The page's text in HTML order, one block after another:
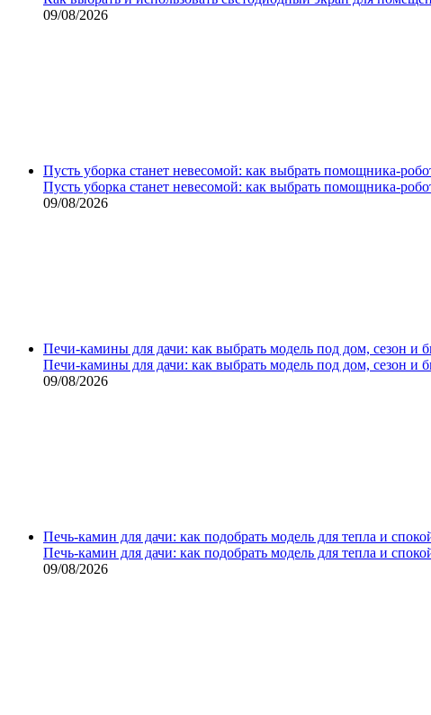
09/08/2026
Пусть уборка станет невесомой: как выбрать
Пусть уборка станет невесомой: как выбрать
09/08/2026
Печи-камины для дачи: как выбрать модель под дом, сезон и
Печи-камины для дачи: как выбрать модель под дом, сезон и
09/08/2026
Печь-камин для дачи: как подобрать модель для тепла и
Печь-камин для дачи: как подобрать модель для тепла и
09/08/2026